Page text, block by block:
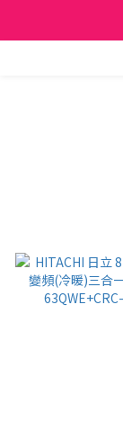
日立
日立